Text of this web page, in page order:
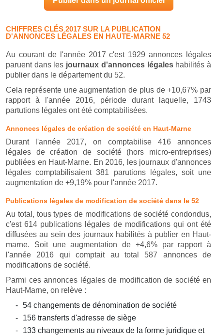
CHIFFRES CLÉS 2017 SUR LA PUBLICATION
D'ANNONCES LÉGALES EN HAUTE-MARNE 52
Au courant de l'année 2017 c'est 1929 annonces légales
paruent dans les journaux d'annonces légaleshabilités à
publier dans le département du 52.
Cela représente une augmentation de plus de +10,67% par
rapport à l'année 2016, période durant laquelle, 1743
partutions légales ont été comptabilisées.
Annonces légales de création de société en Haut-Marne
Durant l'année 2017, on comptabilise 416 annonces
légales de création de société (hors micro-entreprises)
publiées en Haut-Marne. En 2016, les journaux d'annonces
légales comptabilisaient 381 parutions légales, soit une
augmentation de +9,19% pour l'année 2017.
Publications légales de modification de société dans le 52
Au total, tous types de modifications de société condondus,
c'est 614 publications légales de modifications qui ont été
diffusées au sein des journaux habilités à publier en Haut-
marne. Soit une augmentation de +4,6% par rapport à
l'année 2016 qui comptait au total 587 annonces de
modifications de société.
Parmi ces annonces légales de modification de société en
Haut-Marne, on relève :
54 changements de dénomination de société
156 transferts d'adresse de siège
133 changements au niveaux de la forme juridique et